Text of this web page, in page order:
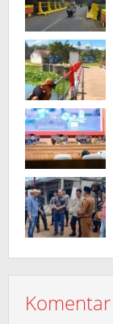
Komentar